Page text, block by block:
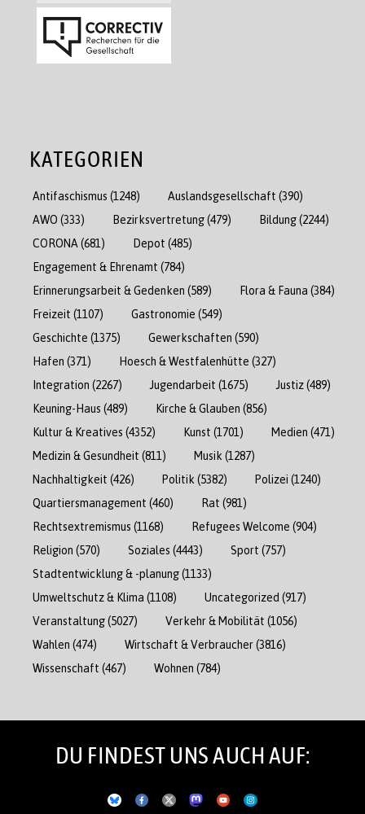
KATEGORIEN
Antifaschismus (1248) Auslandsgesellschaft (390)
AWO (333) Bezirksvertretung(479) Bildung(2244)
CORONA (681) Depot (485)
Engagement & Ehrenamt (784)
Erinnerungsarbeit & Gedenken (589) Flora & Fauna (384)
Freizeit (1107) Gastronomie (549)
Geschichte (1375) Gewerkschaften (590)
Hafen (371) Hoesch & Westfalenhütte (327)
Integration (2267) Jugendarbeit (1675) Justiz(489)
Keuning-Haus (489) Kirche & Glauben (856)
Kultur & Kreatives (4352) Kunst (1701) Medien (471)
Medizin & Gesundheit (811) Musik (1287)
Nachhaltigkeit (426) Politik (5382) Polizei (1240)
Quartiersmanagement (460) Rat (981)
Rechtsextremismus (1168) Refugees Welcome (904)
Religion (570) Soziales (4443) Sport (757)
Stadtentwicklung & -planung(1133)
Umweltschutz & Klima (1108) Uncategorized (917)
Veranstaltung(5027) Verkehr & Mobilität (1056)
Wahlen (474) Wirtschaft & Verbraucher(3816)
Wissenschaft (467) Wohnen (784)
DU FINDEST UNS AUCH AUF: